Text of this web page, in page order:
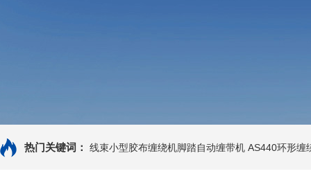
热门关键词： 线束小型胶布缠绕机脚踏自动缠带机 AS440环形缠